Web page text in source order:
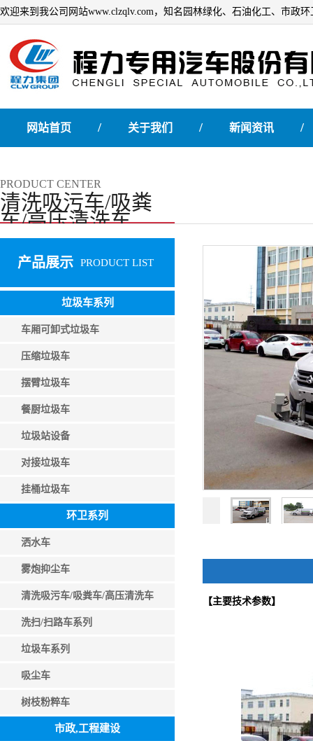
欢迎来到我公司网站www.clzqlv.com，知名园林绿化、石油化工、市政
网站首页 / 关于我们 / 新闻资讯 /
PRODUCT CENTER
清洗吸污车/吸粪
车/高压清洗车
产品展示 PRODUCT LIST
垃圾车系列
车厢可卸式垃圾车
压缩垃圾车
摆臂垃圾车
餐厨垃圾车
垃圾站设备
对接垃圾车
挂桶垃圾车
环卫系列
洒水车
雾炮抑尘车
清洗吸污车/吸粪车/高压清洗车
洗扫/扫路车系列
垃圾车系列
吸尘车
树枝粉粹车
市政,工程建设
【主要技术参数】